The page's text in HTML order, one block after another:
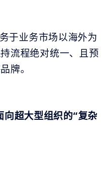
于业务市场以海外为
流程绝对统一、且预
牌。
超大型组织的“复杂